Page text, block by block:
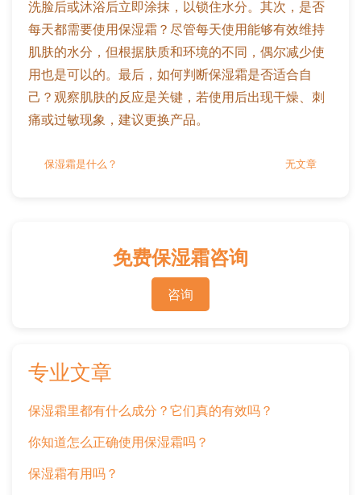
洗脸后或沐浴后立即涂抹，以锁住水分。其次，是否
每天都需要使用保湿霜？尽管每天使用能够有效维持
肌肤的水分，但根据肤质和环境的不同，偶尔减少使
用也是可以的。最后，如何判断保湿霜是否适合自
己？观察肌肤的反应是关键，若使用后出现干燥、刺
痛或过敏现象，建议更换产品。
保湿霜是什么？ 无文章
免费保湿霜咨询
咨询
专业文章
保湿霜里都有什么成分？它们真的有效吗？
你知道怎么正确使用保湿霜吗？
保湿霜有用吗？